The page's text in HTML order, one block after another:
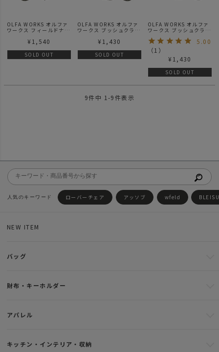
OLFA WORKS オルファ
ワークス フィールドナイ
¥ 1,540
SOLD OUT
OLFA WORKS オルファ
ワークス ブッシュクラフ
¥ 1,430
SOLD OUT
OLFA WORKS オルファ
ワークス ブッシュクラフ
トナイフ BK1 オリーブ
ドラブ
5.00
（1 ）
¥ 1,430
SOLD OUT
9件中 1-9件表示
ローバーチェア アッソブ wfeld
NEW ITEM
バッグ
財布・キーホルダー
アパレル
キッチン・インテリア・収納